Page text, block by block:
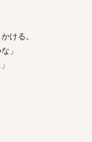
ける。
」